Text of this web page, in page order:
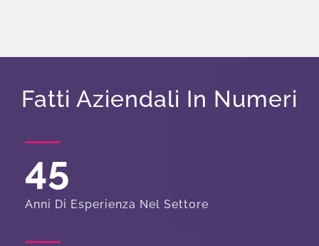
Fatti Aziendali In Numeri
45
Anni Di Esperienza Nel Settore